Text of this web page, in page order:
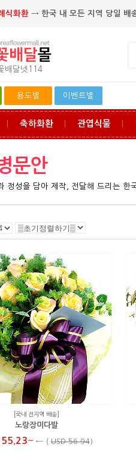
식화환 → 한국 내 모든 지역 당일 배
배달넷114
용도별 이벤트별
축하화환 관엽식물
문안
정성을 담아 제작, 전달해 드리는 한
[국내 전지역 배송]
노랑장미다발
55.23~ ← (USD 56.94)